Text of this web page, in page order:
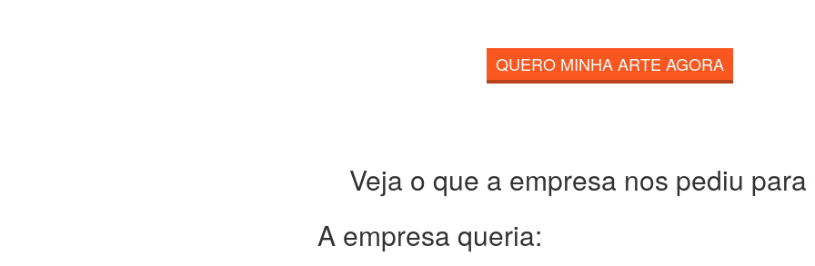
QUERO MINHA ARTE AGORA
Veja o que a empresa nos pediu para
A empresa queria: